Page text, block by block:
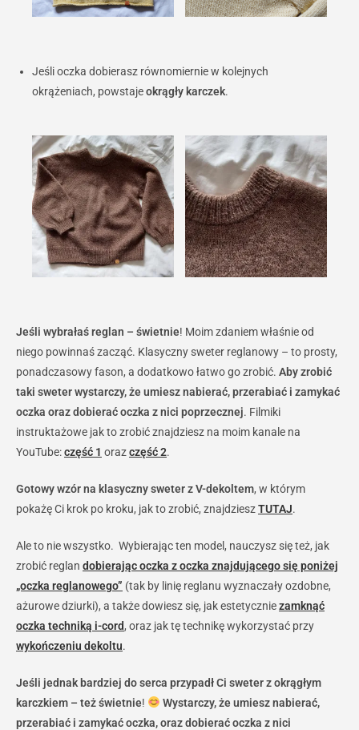
Jeśli oczka dobierasz równomiernie w kolejnych
okrążeniach, powstajeokrągły karczek.
Jeśli wybrałaś reglan – świetnie! Moim zdaniem właśnie od
niego powinnaś zacząć. Klasyczny sweter reglanowy – to prosty,
ponadczasowy fason, a dodatkowo łatwo go zrobić. Aby zrobić
taki sweter wystarczy, że umiesz nabierać, przerabiać i zamykać
oczka oraz dobierać oczka z nici poprzecznej. Filmiki
instruktażowe jak to zrobić znajdziesz na moim kanale na
YouTube:część 1 orazczęść 2.
Gotowy wzór na klasyczny sweter z V-dekoltem, w którym
pokażę Ci krok po kroku, jak to zrobić, znajdzieszTUTAJ.
Ale to nie wszystko. Wybierając ten model, nauczysz się też, jak
zrobić reglan dobierając oczka z oczka znajdującego się poniżej
„oczka reglanowego” (tak by linię reglanu wyznaczały ozdobne,
ażurowe dziurki), a także dowiesz się, jak estetyczniezamknąć
oczka techniką i-cord, oraz jak tę technikę wykorzystać przy
wykończeniu dekoltu.
Jeśli jednak bardziej do serca przypadł Ci sweter z okrągłym
karczkiem – też świetnie!
Wystarczy, że umiesz nabierać,
przerabiać i zamykać oczka, oraz dobierać oczka z nici